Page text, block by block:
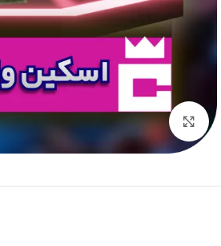
برای بزرگنمایی کلیک کنید